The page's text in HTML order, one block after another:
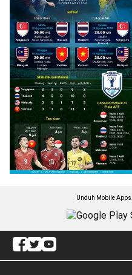
Unduh Mobile